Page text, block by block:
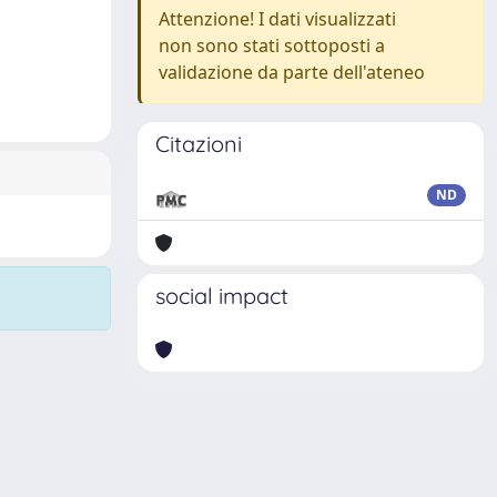
Attenzione! I dati visualizzati
non sono stati sottoposti a
validazione da parte dell'ateneo
Citazioni
ND
social impact